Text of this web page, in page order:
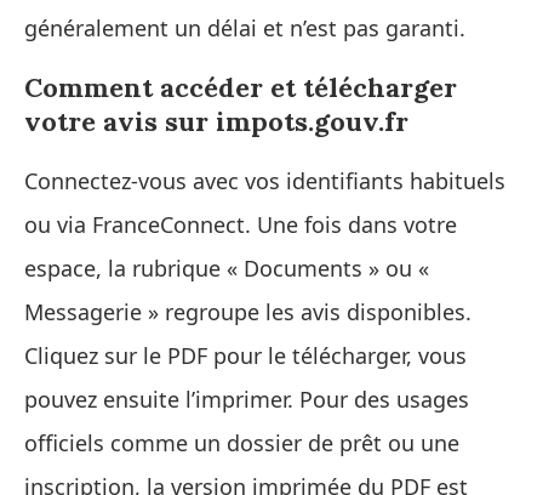
généralement un délai et n’est pas garanti.
Comment accéder et télécharger
votre avis sur impots.gouv.fr
Connectez-vous avec vos identifiants habituels
ou via FranceConnect. Une fois dans votre
espace, la rubrique « Documents » ou «
Messagerie » regroupe les avis disponibles.
Cliquez sur le PDF pour le télécharger, vous
pouvez ensuite l’imprimer. Pour des usages
officiels comme un dossier de prêt ou une
inscription, la version imprimée du PDF est